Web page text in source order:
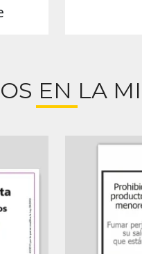
EN LA